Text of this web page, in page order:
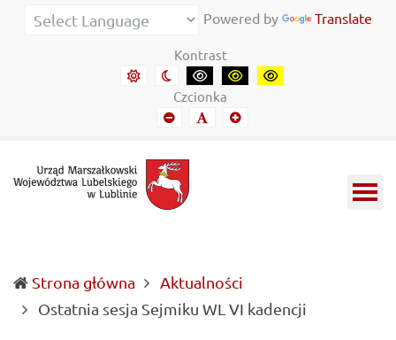
Urząd Marszałkowski Województwa Lubelskiego w
Informacje o wojewódzkich władzach samorządowych i
Powered by Translate
Kontrast
Domyślny kontrast
Kontrast nocny
Kontrast czarny-biały
Kontrast czarny-żółty
Kontrast żółto-
Czcionka
Mniejszy fontDomyślny font
Mniejszy font
Strona główna
Aktualności
Ostatnia sesja Sejmiku WL VI kadencji